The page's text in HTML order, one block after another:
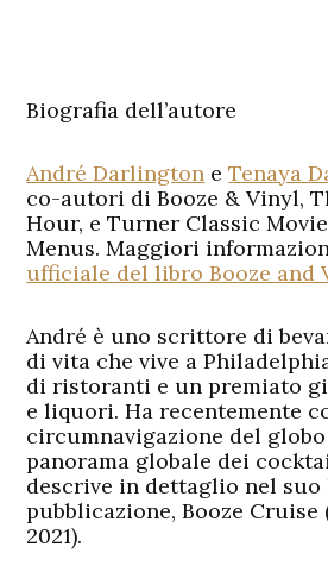
Biografia dell’autore
André Darlington eTenaya
co-autori di Booze & Vinyl,
Hour, e Turner Classic
Menus. Maggiori
ufficiale del libro Booze and
André è uno scrittore di
di vita che vive a
di ristoranti e un premiato
e liquori. Ha recentemente
circumnavigazione del
panorama globale dei
descrive in dettaglio nel
pubblicazione, Booze Cruise
2021).